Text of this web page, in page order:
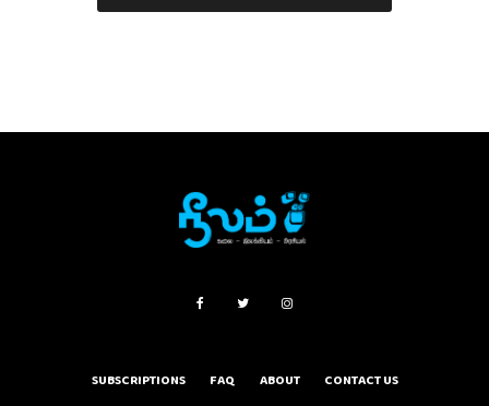
SUBSCRIPTIONS FAQ ABOUT CONTACT US